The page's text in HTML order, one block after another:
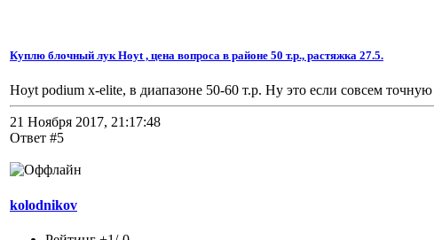
Куплю блочный лук Hoyt , цена вопроса в районе 50 т.р., растяжка 27.5.
Hoyt podium x-elite, в диапазоне 50-60 т.р. Ну это если совсем точную
21 Ноября 2017, 21:17:48
Ответ #5
kolodnikov